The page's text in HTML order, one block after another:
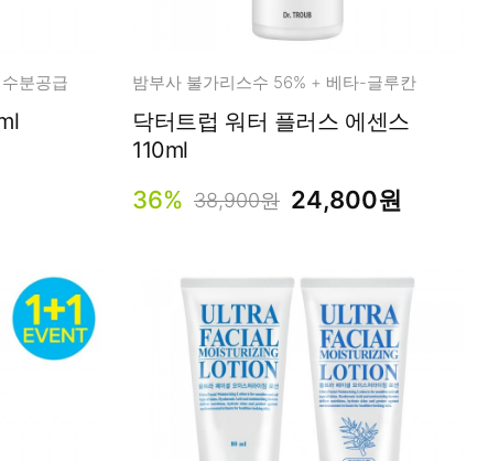
분공급 밤부사 불가리스수 56% + 베타-글루칸
닥터트럽 워터 플러스 에센스
110ml
36% 38,900원 24,800원